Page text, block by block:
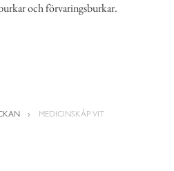
och förvaringsburkar.
MEDICINSKÅP VIT